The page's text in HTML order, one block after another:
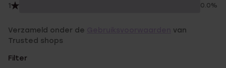
1 0.0%
Verzameld onder de
van
Trusted shops
Filter